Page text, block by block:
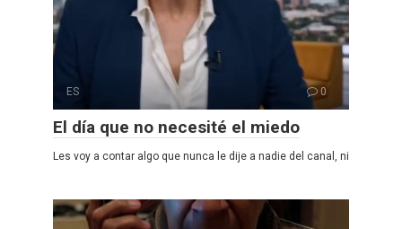
ES 0
El día que no necesité el miedo
Les voy a contar algo que nunca le dije a nadie del canal, ni